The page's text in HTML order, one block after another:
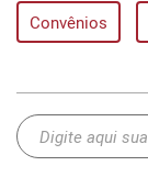
Convênios